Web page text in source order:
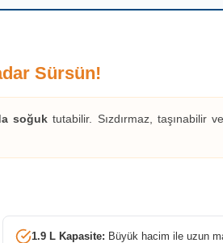
Sürsün!
soğuktutabilir. Sızdırmaz, taşınabilir
1.9 L Kapasite: Büyük hacim ile uzun